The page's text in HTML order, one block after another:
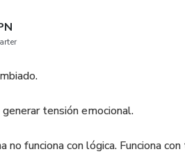
tensión emocional.
no funciona con lógica. Funciona